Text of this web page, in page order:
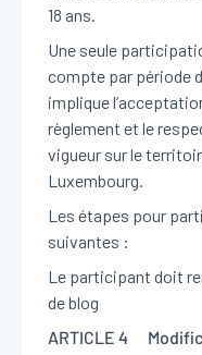
18 ans.
Une seule
compte par période
implique
règlement et le
vigueur sur le
Luxembourg.
Les étapes pour
suivantes :
Le participant doit
de blog
ARTICLE 4